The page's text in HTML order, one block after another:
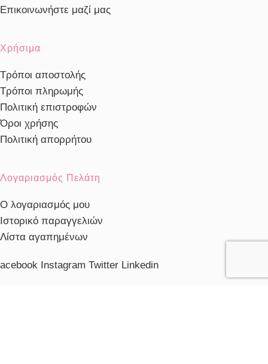
Επικοινωνήστε μαζί μας
Χρήσιμα
Τρόποι αποστολής
Τρόποι πληρωμής
Πολιτική επιστροφών
Όροι χρήσης
Πολιτική απορρήτου
Λογαριασμός Πελάτη
Ο λογαριασμός μου
Ιστορικό παραγγελιών
Λίστα αγαπημένων
Instagram Twitter Linkedin